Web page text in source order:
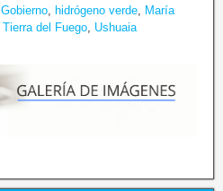
Gobierno, hidrógeno verde, María
Tierra del Fuego, Ushuaia